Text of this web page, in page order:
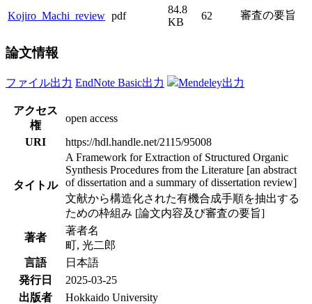
Kojiro_Machi_review pdf
84.8
KB
62 審査の要旨
論文情報
ファイル出力 EndNote Basic出力 Mendeley出力
アクセス
権
open access
URI
https://hdl.handle.net/2115/95008
タイトル
A Framework for Extraction of Structured Organic
Synthesis Procedures from the Literature [an abstract
of dissertation and a summary of dissertation review]
文献から構造化された有機合成手順を抽出する
ための枠組み [論文内容及び審査の要旨]
著者
著者名
町, 光二郎
言語
日本語
発行日
2025-03-25
出版者
Hokkaido University